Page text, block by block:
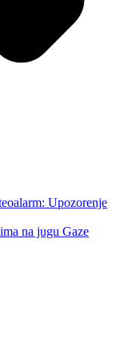
Upozorenje
na jugu Gaze